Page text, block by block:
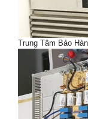
Trung Tâm Bảo